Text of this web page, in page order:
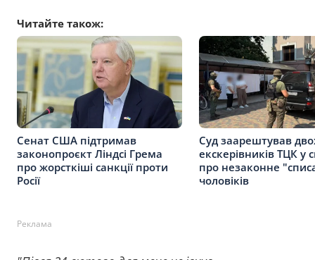
Читайте також:
Сенат США підтримав
законопроєкт Ліндсі Грема
про жорсткіші санкції проти
Росії
Суд заарештував
екскерівників ТЦК у
про незаконне
чоловіків
Реклама